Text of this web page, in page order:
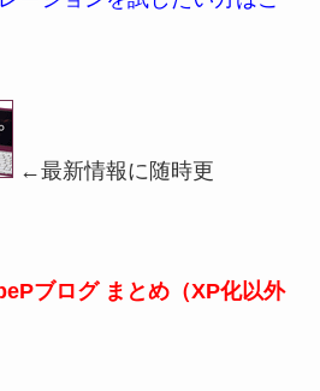
←最新情報に随時更
ブログ まとめ（XP化以外